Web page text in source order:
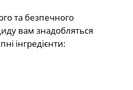
та безпечного
вам знадобляться
інгредієнти: